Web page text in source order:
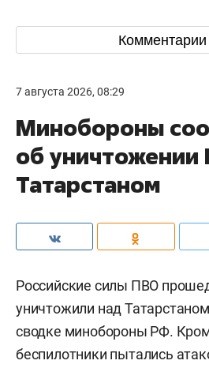
Комментарии
7 августа 2026, 08:29
Минобороны
об
Татарстаном
Российские силы ПВО
уничтожили над
сводке минобороны РФ.
беспилотники пытались